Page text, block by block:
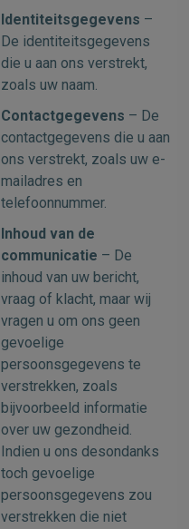
Identiteitsgegevens –
De identiteitsgegevens
die u aan ons verstrekt,
zoals uw naam.
Contactgegevens – De
contactgegevens die u aan
ons verstrekt, zoals uw e-
mailadres en
telefoonnummer.
Inhoud van de
communicatie – De
inhoud van uw bericht,
vraag of klacht, maar wij
vragen u om ons geen
gevoelige
persoonsgegevens te
verstrekken, zoals
bijvoorbeeld informatie
over uw gezondheid.
Indien u ons desondanks
toch gevoelige
persoonsgegevens zou
verstrekken die niet